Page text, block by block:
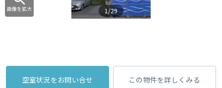
画像を拡大 1/29
空室状況をお問い合せ この物件を詳しくみる